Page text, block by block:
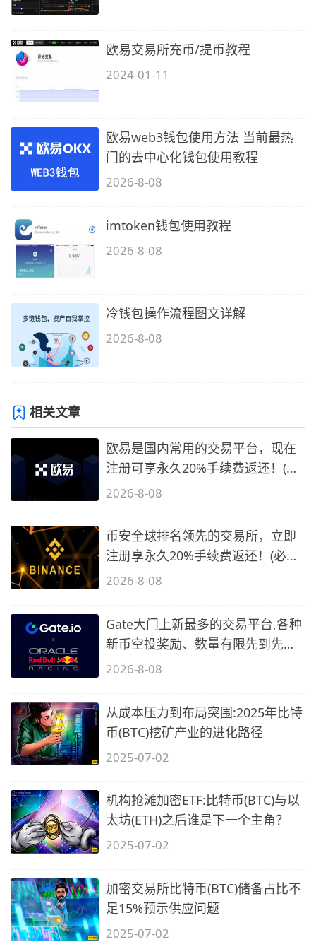
欧易交易所充币/提币教程
2024-01-11
欧易web3钱包使用方法 当前最热
门的去中心化钱包使用教程
2026-8-08
imtoken钱包使用教程
2026-8-08
冷钱包操作流程图文详解
2026-8-08
相关文章
欧易是国内常用的交易平台，现在
注册可享永久20%手续费返还！(必
备1)
2026-8-08
币安全球排名领先的交易所，立即
注册享永久20%手续费返还！(必备
2)
2026-8-08
Gate大门上新最多的交易平台,各种
新币空投奖励、数量有限先到先
得…
2026-8-08
从成本压力到布局突围:2025年比特
币(BTC)挖矿产业的进化路径
2025-07-02
机构抢滩加密ETF:比特币(BTC)与以
太坊(ETH)之后谁是下一个主角？
2025-07-02
加密交易所比特币(BTC)储备占比不
足15%预示供应问题
2025-07-02